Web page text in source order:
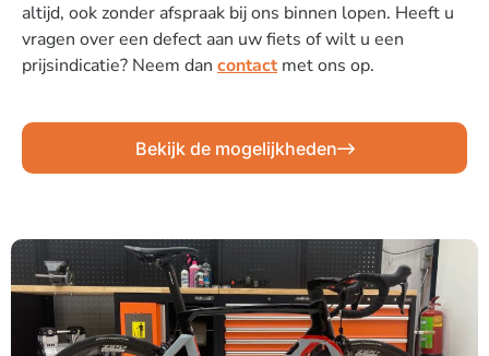
altijd, ook zonder afspraak bij ons binnen lopen. Heeft u
vragen over een defect aan uw fiets of wilt u een
prijsindicatie? Neem dan contact met ons op.
Bekijk de mogelijkheden